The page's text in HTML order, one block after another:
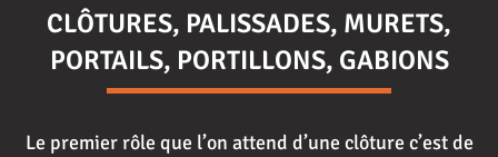
CLÔTURES, PALISSADES, MURETS,
PORTAILS, PORTILLONS, GABIONS
Le premier rôle que l’on attend d’une clôture c’est de